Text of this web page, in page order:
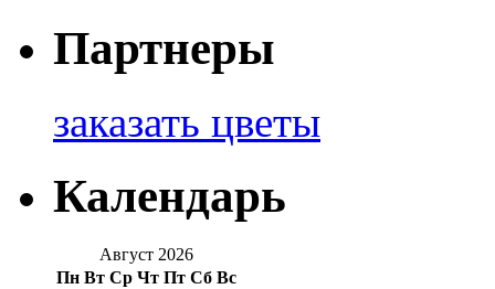
Партнеры
заказать цветы
Календарь
Август 2026
Пн Вт Ср Чт Пт Сб Вс